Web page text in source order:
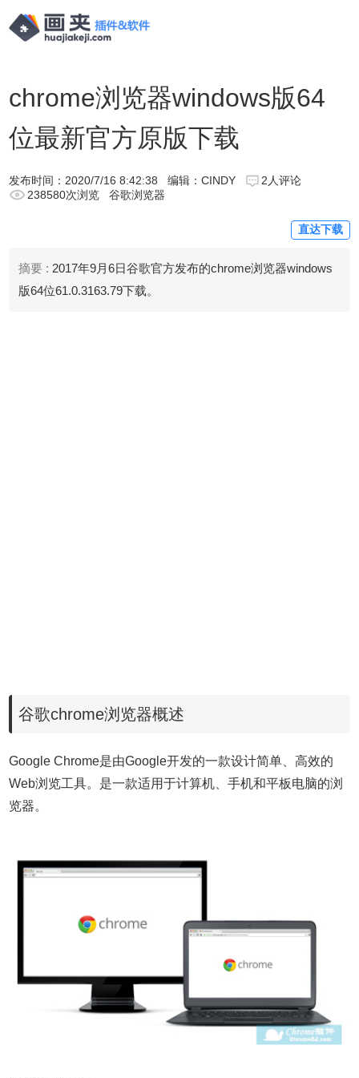
chrome浏览器windows版64
位最新官方原版下载
发布时间： 2020/7/16 8:42:38 编辑：CINDY
2人评论
238580次浏览
谷歌浏览器
直达下载
摘要 : 2017年9月6日谷歌官方发布的chrome浏览器windows
版64位61.0.3163.79下载。
谷歌chrome浏览器概述
Google Chrome是由Google开发的一款设计简单、高效的
Web浏览工具。是一款适用于计算机、手机和平板电脑的浏
览器。